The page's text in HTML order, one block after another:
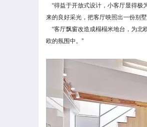
“得益于开放式设计，小客厅显得极
来的良好采光，把客厅映照出一份别
“客厅飘窗改造成榻榻米地台，为北
欧的氛围中。”